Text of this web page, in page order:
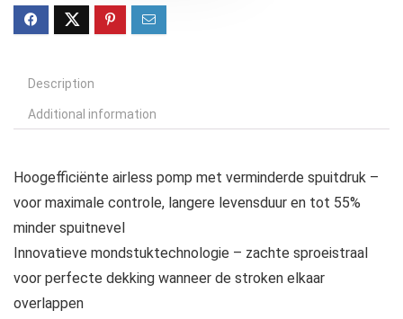
Description
Additional information
Hoogefficiënte airless pomp met verminderde spuitdruk –
voor maximale controle, langere levensduur en tot 55%
minder spuitnevel
Innovatieve mondstuktechnologie – zachte sproeistraal
voor perfecte dekking wanneer de stroken elkaar
overlappen